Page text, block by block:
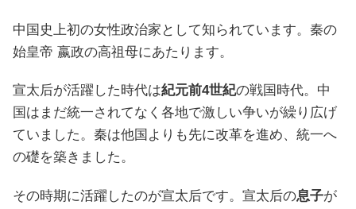
中国史上初の女性政治家として知られています。秦の
始皇帝 嬴政の高祖母にあたります。
宣太后が活躍した時代は紀元前4世紀の戦国時代。中
国はまだ統一されてなく各地で激しい争いが繰り広げ
ていました。秦は他国よりも先に改革を進め、統一へ
の礎を築きました。
その時期に活躍したのが宣太后です。宣太后の息子が